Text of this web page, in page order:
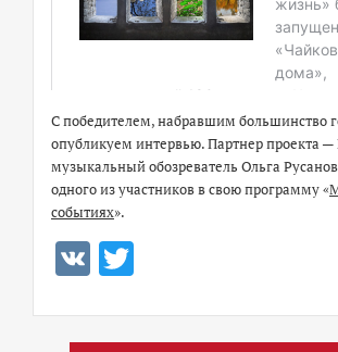
С победителем, набравшим большинство
опубликуем интервью. Партнер проекта —
музыкальный обозреватель Ольга
одного из участников в свою программу «
событиях».
VK